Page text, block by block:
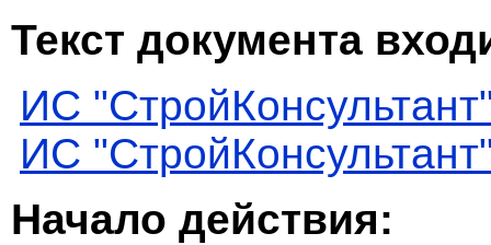
Текст документа
ИС
ИС
Начало действия: